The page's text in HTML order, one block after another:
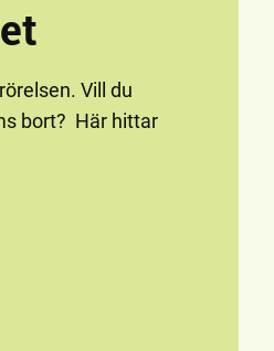
Vill du
bort? Här hittar